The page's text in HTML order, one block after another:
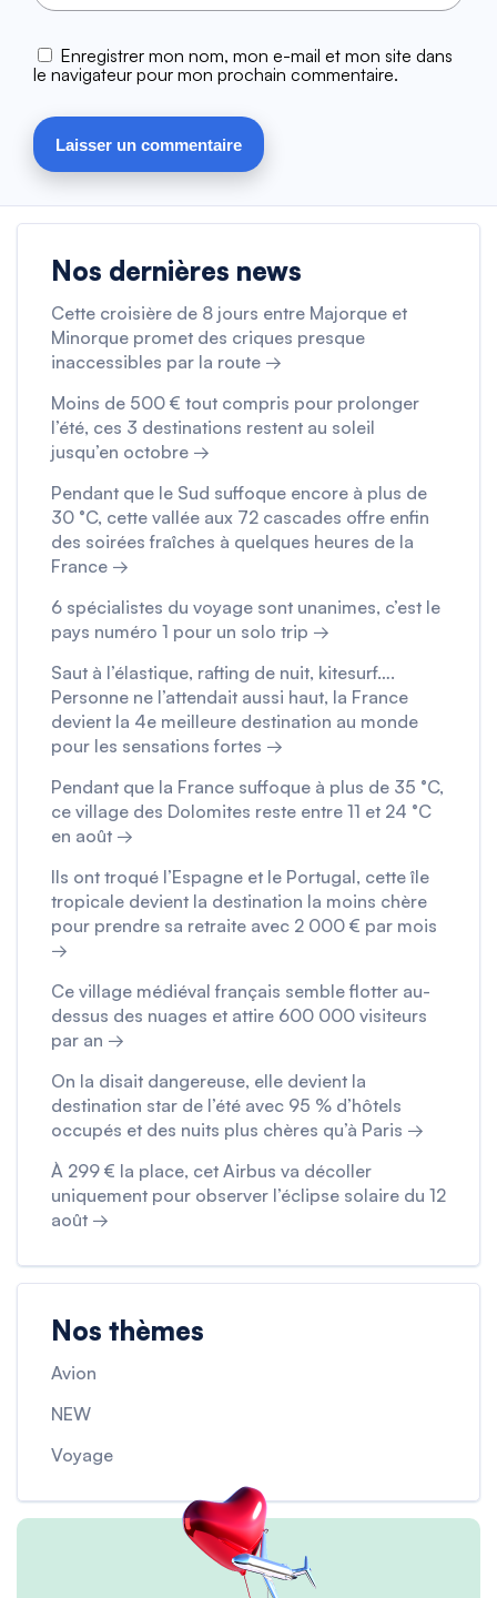
Enregistrer mon nom, mon e-mail et mon site dans
le navigateur pour mon prochain commentaire.
Nos dernières news
Cette croisière de 8 jours entre Majorque et
Minorque promet des criques presque
inaccessibles par la route →
Moins de 500 € tout compris pour prolonger
l’été, ces 3 destinations restent au soleil
jusqu’en octobre →
Pendant que le Sud suffoque encore à plus de
30 °C, cette vallée aux 72 cascades offre enfin
des soirées fraîches à quelques heures de la
France →
6 spécialistes du voyage sont unanimes, c’est le
pays numéro 1 pour un solo trip →
Saut à l’élastique, rafting de nuit, kitesurf….
Personne ne l’attendait aussi haut, la France
devient la 4e meilleure destination au monde
pour les sensations fortes →
Pendant que la France suffoque à plus de 35 °C,
ce village des Dolomites reste entre 11 et 24 °C
en août →
Ils ont troqué l’Espagne et le Portugal, cette île
tropicale devient la destination la moins chère
pour prendre sa retraite avec 2 000 € par mois
→
Ce village médiéval français semble flotter au-
dessus des nuages et attire 600 000 visiteurs
par an →
On la disait dangereuse, elle devient la
destination star de l’été avec 95 % d’hôtels
occupés et des nuits plus chères qu’à Paris →
À 299 € la place, cet Airbus va décoller
uniquement pour observer l’éclipse solaire du 12
août →
Nos thèmes
Avion
NEW
Voyage